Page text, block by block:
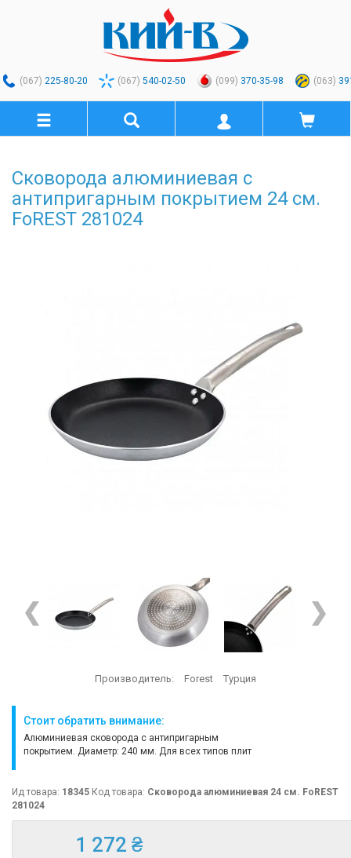
(067) 225-80-20 (067) 540-02-50 (099) 370-35-98 (063)
Сковорода алюминиевая с
антипригарным покрытием 24 см.
FoREST 281024
Производитель: Forest Турция
Стоит обратить внимание:
Алюминиевая сковорода с антипригарным
покрытием. Диаметр: 240 мм. Для всех типов плит
Ид товара: 18345 Код товара: Сковорода алюминиевая 24 см. FoREST
281024
1 272 ₴